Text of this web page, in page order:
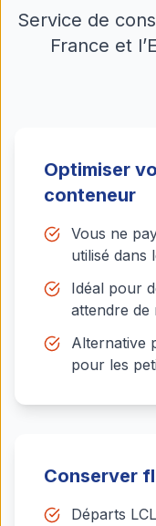
Service de
France et
Optimiser
conteneur
Vous ne
utilisé dans
Idéal pour
attendre de
Alternative
pour les
Conserver
Départs